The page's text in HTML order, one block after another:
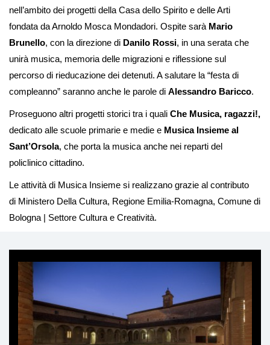
nell’ambito dei progetti della Casa dello Spirito e delle Arti
fondata da Arnoldo Mosca Mondadori. Ospite sarà Mario
Brunello, con la direzione di Danilo Rossi, in una serata che
unirà musica, memoria delle migrazioni e riflessione sul
percorso di rieducazione dei detenuti. A salutare la “festa di
compleanno” saranno anche le parole di Alessandro Baricco.
Proseguono altri progetti storici tra i quali Che Musica, ragazzi!,
dedicato alle scuole primarie e medie e Musica Insieme al
Sant’Orsola, che porta la musica anche nei reparti del
policlinico cittadino.
Le attività di Musica Insieme si realizzano grazie al contributo
di Ministero Della Cultura, Regione Emilia-Romagna, Comune di
Bologna | Settore Cultura e Creatività.
Ti
può
interessare